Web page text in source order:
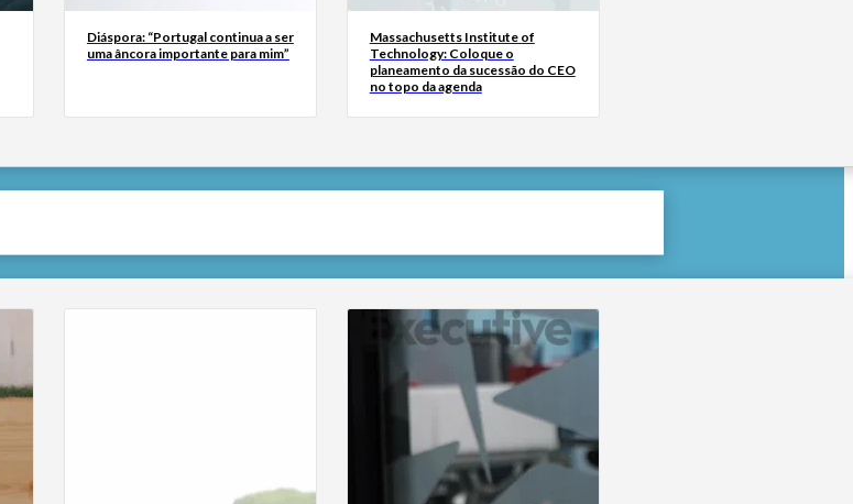
Diáspora: “Portugal continua a ser
uma âncora importante para mim”
Massachusetts Institute of
Technology: Coloque o
planeamento da sucessão do CEO
no topo da agenda